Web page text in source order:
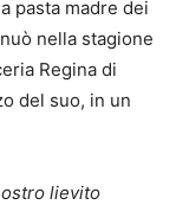
pasta madre dei
nella stagione
Regina di
del suo, in un
lievito